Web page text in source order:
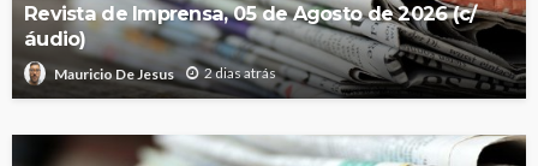
Revista de Imprensa, 05 de Agosto de 2026 (c/
áudio)
Mauricio De Jesus 2 dias atrás